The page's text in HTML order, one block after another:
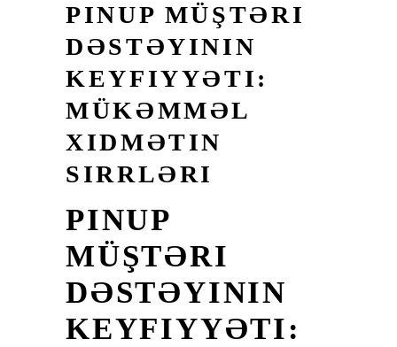
PINUP MÜŞTƏRI
DƏSTƏYININ
KEYFIYYƏTI:
MÜKƏMMƏL
XIDMƏTIN
SIRRLƏRI
PINUP
MÜŞTƏRI
DƏSTƏYININ
KEYFIYYƏTI: